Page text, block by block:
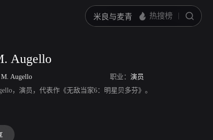
Augello
M. Augello 职业： 演员
，演员，代表作《无敌当家6：明星贝多芬》。